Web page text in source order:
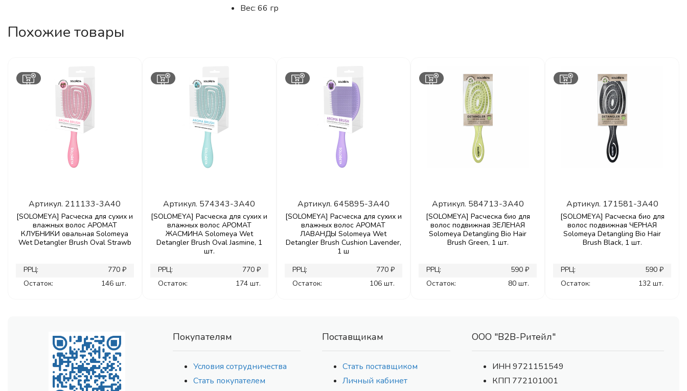
Вес: 66 гр
Похожие товары
Артикул. 211133-3A40
[SOLOMEYA] Расческа для сухих и
влажных волос АРОМАТ
КЛУБНИКИ овальная Solomeya
Wet Detangler Brush Oval Strawb
РРЦ:
770 ₽
Остаток:
146 шт.
Артикул. 574343-3A40
[SOLOMEYA] Расческа для сухих и
влажных волос АРОМАТ
ЖАСМИНА Solomeya Wet
Detangler Brush Oval Jasmine, 1
шт.
РРЦ:
770 ₽
Остаток:
174 шт.
Артикул. 645895-3A40
[SOLOMEYA] Расческа для сухих и
влажных волос АРОМАТ
ЛАВАНДЫ Solomeya Wet
Detangler Brush Cushion Lavender,
1 ш
РРЦ:
770 ₽
Остаток:
106 шт.
Артикул. 584713-3A40
[SOLOMEYA] Расческа био для
волос подвижная ЗЕЛЕНАЯ
Solomeya Detangling Bio Hair
Brush Green, 1 шт.
РРЦ:
590 ₽
Остаток:
80 шт.
Артикул. 171581-3A40
[SOLOMEYA] Расческа био для
волос подвижная ЧЕРНАЯ
Solomeya Detangling Bio Hair
Brush Black, 1 шт.
РРЦ:
590 ₽
Остаток:
132 шт.
Покупателям
Условия сотрудничества
Стать покупателем
Поставщикам
Стать поставщиком
Личный кабинет
ООО "В2В-Ритейл"
ИНН 9721151549
КПП 772101001